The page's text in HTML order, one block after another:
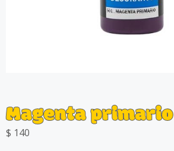
Magenta primario
$ 140